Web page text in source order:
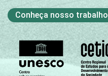
Conheça nosso trabalho